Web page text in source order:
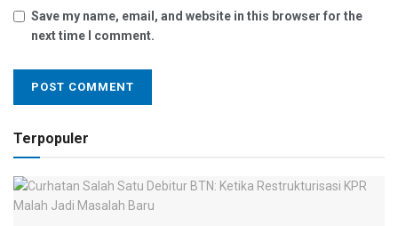
Save my name, email, and website in this browser for the
next time I comment.
Terpopuler